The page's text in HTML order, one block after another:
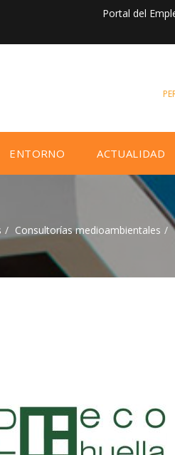
Portal del
ENTORNO ACTUALIDAD
Consultorías medioambientales